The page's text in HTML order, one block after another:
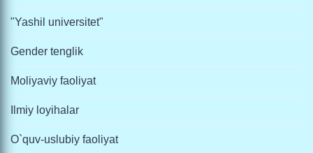
"Yashil universitet"
Gender tenglik
Moliyaviy faoliyat
Ilmiy loyihalar
O`quv-uslubiy faoliyat